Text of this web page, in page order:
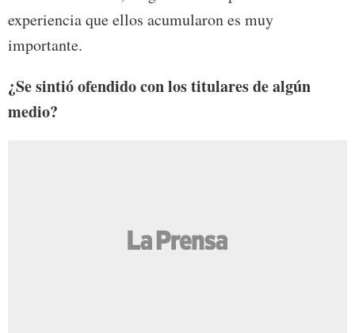
experiencia que ellos acumularon es muy
importante.
¿Se sintió ofendido con los titulares de algún
medio?